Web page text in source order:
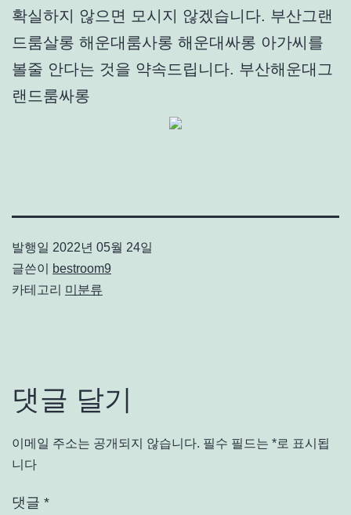
확실하지 않으면 모시지 않겠습니다. 부산그랜
드룸살롱 해운대룸사롱 해운대싸롱 아가씨를
볼줄 안다는 것을 약속드립니다. 부산해운대그
랜드룸싸롱
발행일 2022년 05월 24일
글쓴이
bestroom9
카테고리 미분류
댓글 달기
이메일 주소는 공개되지 않습니다. 필수 필드는 *로 표시됩
니다
댓글 *